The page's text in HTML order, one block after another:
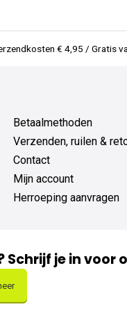
€ 4,95 / Gratis
Betaalmethoden
Verzenden, ruilen &
Contact
Mijn account
Herroeping aanvragen
je in voor